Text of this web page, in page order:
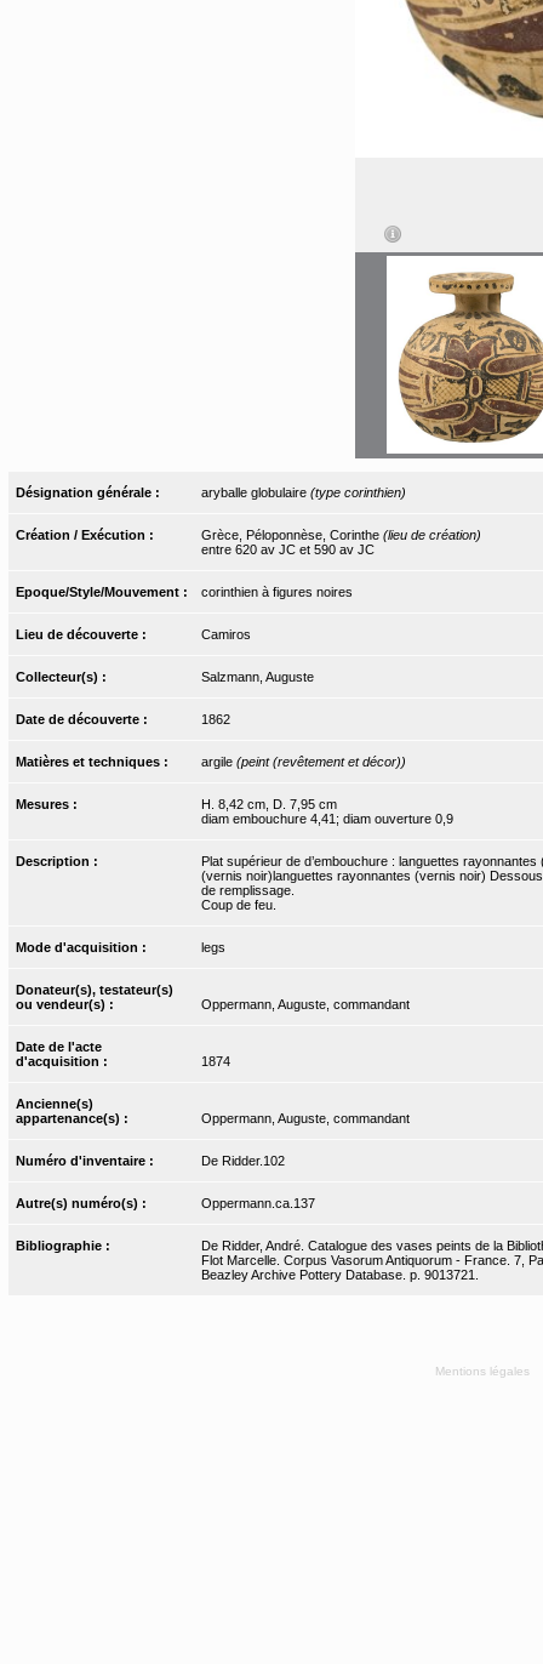
Désignation générale : aryballe globulaire (type corinthien)
Création / Exécution : Grèce, Péloponnèse, Corinthe (lieu de création)
entre 620 av JC et 590 av JC
Epoque/Style/Mouvement : corinthien à figures noires
Lieu de découverte : Camiros
Collecteur(s) : Salzmann, Auguste
Date de découverte : 1862
Matières et techniques : argile (peint (revêtement et décor))
Mesures :
H. 8,42 cm, D. 7,95 cm
diam embouchure 4,41; diam ouverture 0,9
Description :
Plat supérieur de d’embouchure : languettes
(vernis noir)languettes rayonnantes (vernis noir)
de remplissage.
Coup de feu.
Mode d'acquisition : legs
Donateur(s), testateur(s)
ou vendeur(s) :
Oppermann, Auguste, commandant
Date de l'acte
d'acquisition :
1874
Ancienne(s)
appartenance(s) :
Oppermann, Auguste, commandant
Numéro d'inventaire : De Ridder.102
Autre(s) numéro(s) : Oppermann.ca.137
Bibliographie :
De Ridder, André. Catalogue des vases peints de la
Flot Marcelle. Corpus Vasorum Antiquorum - France. 7,
Beazley Archive Pottery Database. p. 9013721.
Mentions légales